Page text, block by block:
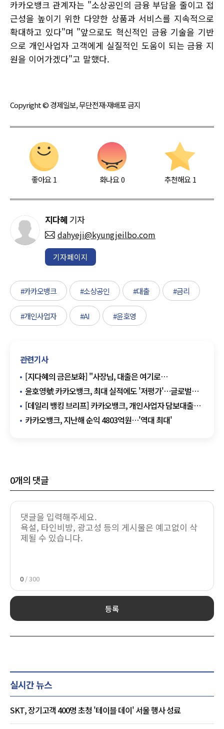
카카오뱅크 관계자는 "소상공인의 금융 부담을 줄이고 접
근성을 높이기 위한 다양한 상품과 서비스를 지속적으로
확대하고 있다"며 "앞으로도 혁신적인 금융 기술을 기반
으로 개인사업자 고객에게 실질적인 도움이 되는 금융 지
원을 이어가겠다"고 말했다.
Copyright © 경제일보, 무단전재·재배포 금지
좋아요 1 화나요0 추천해요 1
지다혜 기자
dahyeji@kyungjeilbo.com
기자페이지
#카카오뱅크 #소상공인 #대출 #금리
#개인사업자 #AI #윤호영
관련기사
[지다혜의 금은보화] "사장님, 대출은 여기로
갈아타세요"…은행권, 개인사업자 대출이동 경쟁 본격화
윤호영號 카카오뱅크, 최대 실적에도 '저평가'…글로벌로
돌파구 모색
[데일리 뱅킹 브리프] 카카오뱅크, 개인사업자 담보대출
금리 최대 0.75%p 인하…"최저 2%대" 外
카카오뱅크, 지난해 순익 4803억원…'역대 최대'
0개의 댓글
0 / 300
등록
실시간 뉴스
SKT, 장기고객 400명 초청 '테이블 데이' 서울 행사 성료